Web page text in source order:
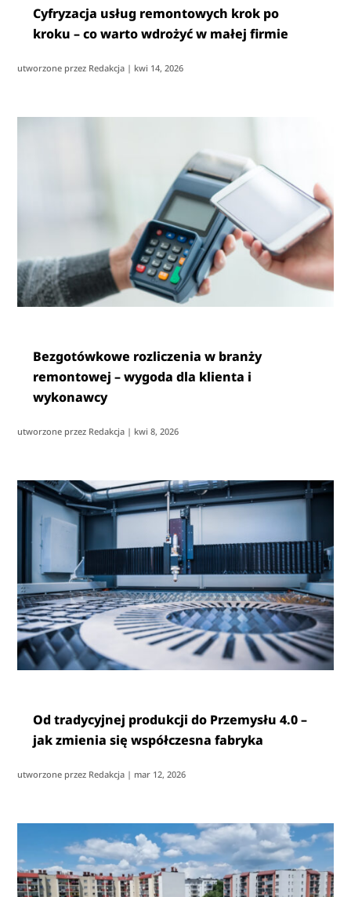
Cyfryzacja usług remontowych krok po
kroku – co warto wdrożyć w małej firmie
utworzone przez Redakcja | kwi 14, 2026
Bezgotówkowe rozliczenia w branży
remontowej – wygoda dla klienta i
wykonawcy
utworzone przez Redakcja | kwi 8, 2026
Od tradycyjnej produkcji do Przemysłu 4.0 –
jak zmienia się współczesna fabryka
utworzone przez Redakcja | mar 12, 2026